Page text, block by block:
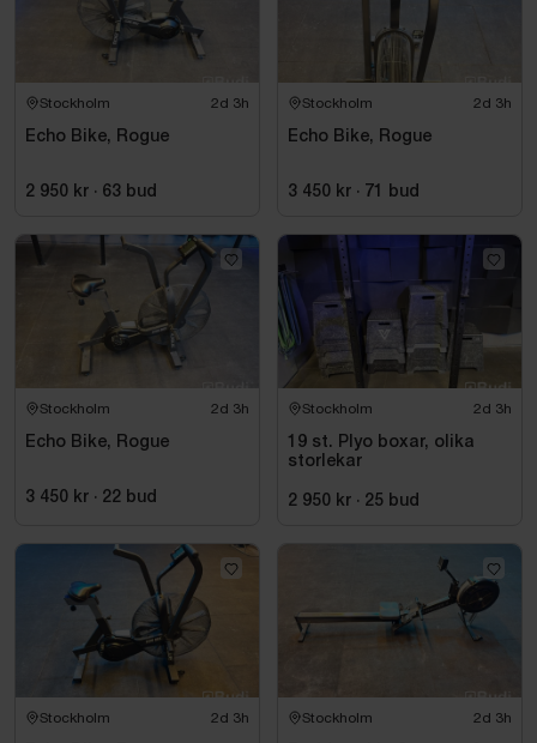
Stockholm 2d 3h
Echo Bike, Rogue
2 950 kr · 63 bud
Stockholm 2d 3h
Echo Bike, Rogue
3 450 kr · 71 bud
Stockholm 2d 3h
Echo Bike, Rogue
3 450 kr · 22 bud
Stockholm 2d 3h
19 st. Plyo boxar, olika
storlekar
2 950 kr · 25 bud
Stockholm 2d 3h Stockholm 2d 3h